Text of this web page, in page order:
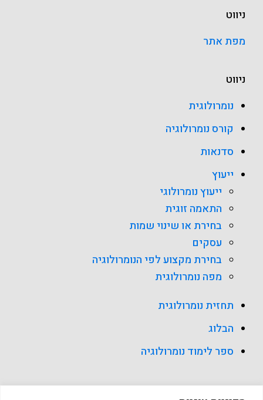
ניווט
מפת אתר
ניווט
נומרולוגית
קורס נומרולוגיה
סדנאות
ייעוץ
ייעוץ נומרולוגי
התאמה זוגית
בחירת או שינוי שמות
עסקים
בחירת מקצוע לפי הנומרולוגיה
מפה נומרולוגית
תחזית נומרולוגית
הבלוג
ספר לימוד נומרולוגיה